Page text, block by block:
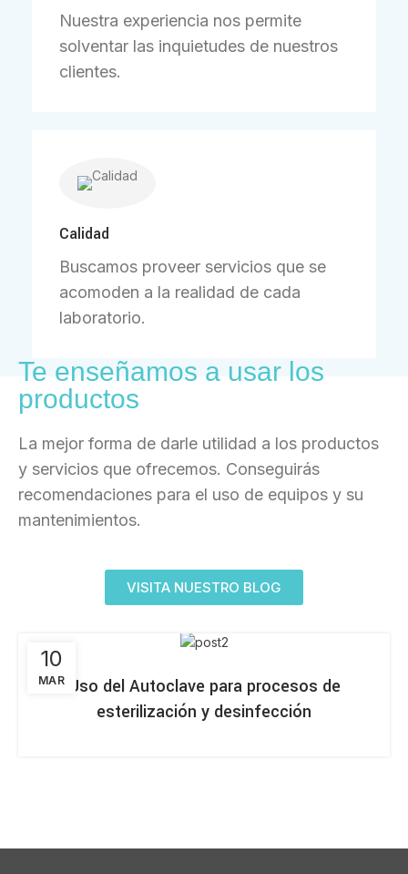
Nuestra experiencia nos permite
solventar las inquietudes de nuestros
clientes.
Calidad
Buscamos proveer servicios que se
acomoden a la realidad de cada
laboratorio.
Te enseñamos a usar los
productos
La mejor forma de darle utilidad a los productos
y servicios que ofrecemos. Conseguirás
recomendaciones para el uso de equipos y su
mantenimientos.
VISITA NUESTRO BLOG
10
MAR
Uso del Autoclave para procesos de
esterilización y desinfección